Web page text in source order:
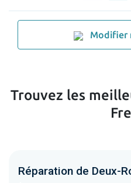
Modifier
Trouvez les
Réparation de Deux-